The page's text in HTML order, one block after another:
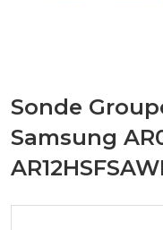
Sonde
Samsung